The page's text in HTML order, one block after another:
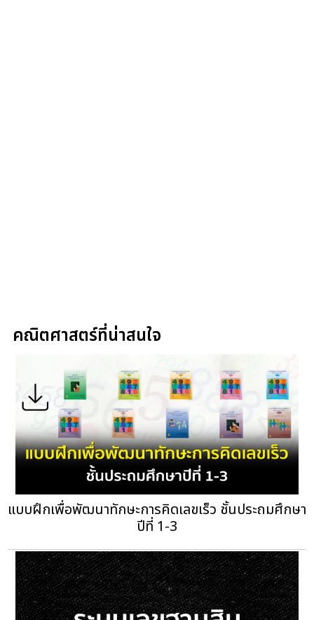
คณิตศาสตร์ที่น่าสนใจ
แบบฝึกเพื่อพัฒนาทักษะการคิดเลขเร็ว ชั้นประถมศึกษา
ปีที่ 1-3